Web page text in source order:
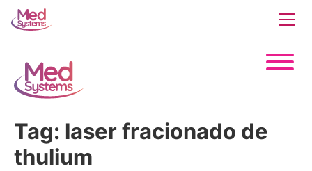
Tag: laser fracionado de
thulium